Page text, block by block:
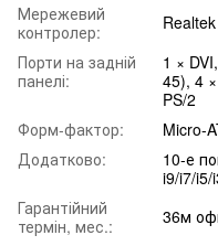
Мережевий
контролер:
Порти на задній
панелі:
1 ×
45), 4
PS/2
Форм-фактор:
Micro-
Додатково:
10-е
i9/i7/i5/
Гарантійний
термін, мес.:
36м